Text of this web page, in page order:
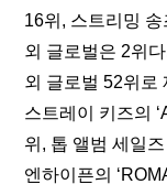
16위, 스트리밍
외 글로벌은 2위
외 글로벌 52위로
스트레이 키즈의
위, 톱 앨범 세일
엔하이픈의